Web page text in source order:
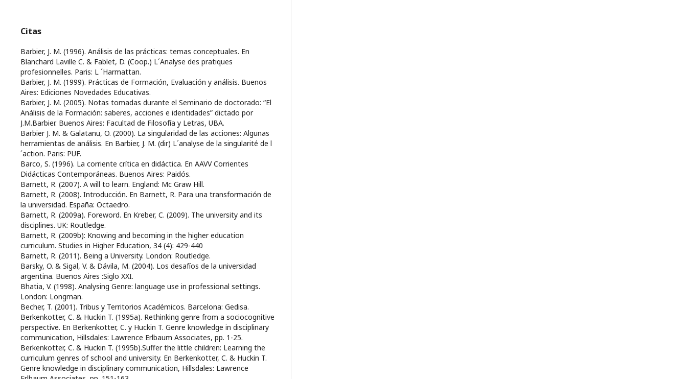
Citas
Barbier, J. M. (1996). Análisis de las prácticas: temas conceptuales. En
Blanchard Laville C. & Fablet, D. (Coop.) L´Analyse des pratiques
profesionnelles. Paris: L ´Harmattan.
Barbier, J. M. (1999). Prácticas de Formación, Evaluación y análisis. Buenos
Aires: Ediciones Novedades Educativas.
Barbier, J. M. (2005). Notas tomadas durante el Seminario de doctorado: “El
Análisis de la Formación: saberes, acciones e identidades” dictado por
J.M.Barbier. Buenos Aires: Facultad de Filosofía y Letras, UBA.
Barbier J. M. & Galatanu, O. (2000). La singularidad de las acciones: Algunas
herramientas de análisis. En Barbier, J. M. (dir) L´analyse de la singularité de l
´action. Paris: PUF.
Barco, S. (1996). La corriente crítica en didáctica. En AAVV Corrientes
Didácticas Contemporáneas. Buenos Aires: Paidós.
Barnett, R. (2007). A will to learn. England: Mc Graw Hill.
Barnett, R. (2008). Introducción. En Barnett, R. Para una transformación de
la universidad. España: Octaedro.
Barnett, R. (2009a). Foreword. En Kreber, C. (2009). The university and its
disciplines. UK: Routledge.
Barnett, R. (2009b): Knowing and becoming in the higher education
curriculum. Studies in Higher Education, 34 (4): 429-440
Barnett, R. (2011). Being a University. London: Routledge.
Barsky, O. & Sigal, V. & Dávila, M. (2004). Los desafíos de la universidad
argentina. Buenos Aires :Siglo XXI.
Bhatia, V. (1998). Analysing Genre: language use in professional settings.
London: Longman.
Becher, T. (2001). Tribus y Territorios Académicos. Barcelona: Gedisa.
Berkenkotter, C. & Huckin T. (1995a). Rethinking genre from a sociocognitive
perspective. En Berkenkotter, C. y Huckin T. Genre knowledge in disciplinary
communication, Hillsdales: Lawrence Erlbaum Associates, pp. 1-25.
Berkenkotter, C. & Huckin T. (1995b).Suffer the little children: Learning the
curriculum genres of school and university. En Berkenkotter, C. & Huckin T.
Genre knowledge in disciplinary communication, Hillsdales: Lawrence